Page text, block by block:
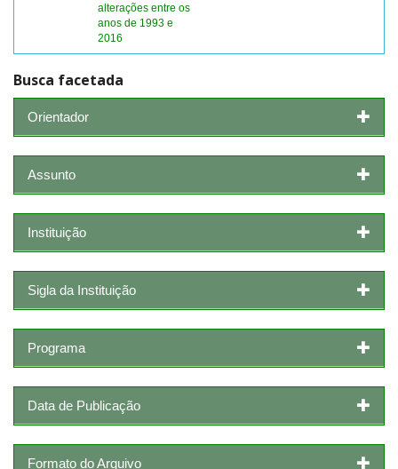
alterações entre os
anos de 1993 e
2016
Busca facetada
Orientador
Assunto
Instituição
Sigla da Instituição
Programa
Data de Publicação
Formato do Arquivo